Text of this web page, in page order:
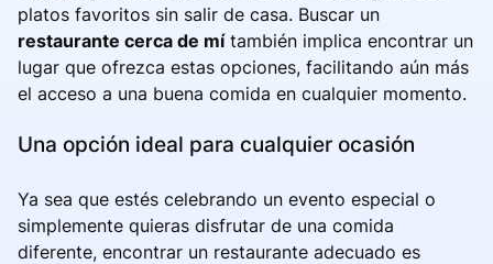
platos favoritos sin salir de casa. Buscar un
restaurante cerca de mítambién implica encontrar un
lugar que ofrezca estas opciones, facilitando aún más
el acceso a una buena comida en cualquier momento.
Una opción ideal para cualquier ocasión
Ya sea que estés celebrando un evento especial o
simplemente quieras disfrutar de una comida
diferente, encontrar un restaurante adecuado es